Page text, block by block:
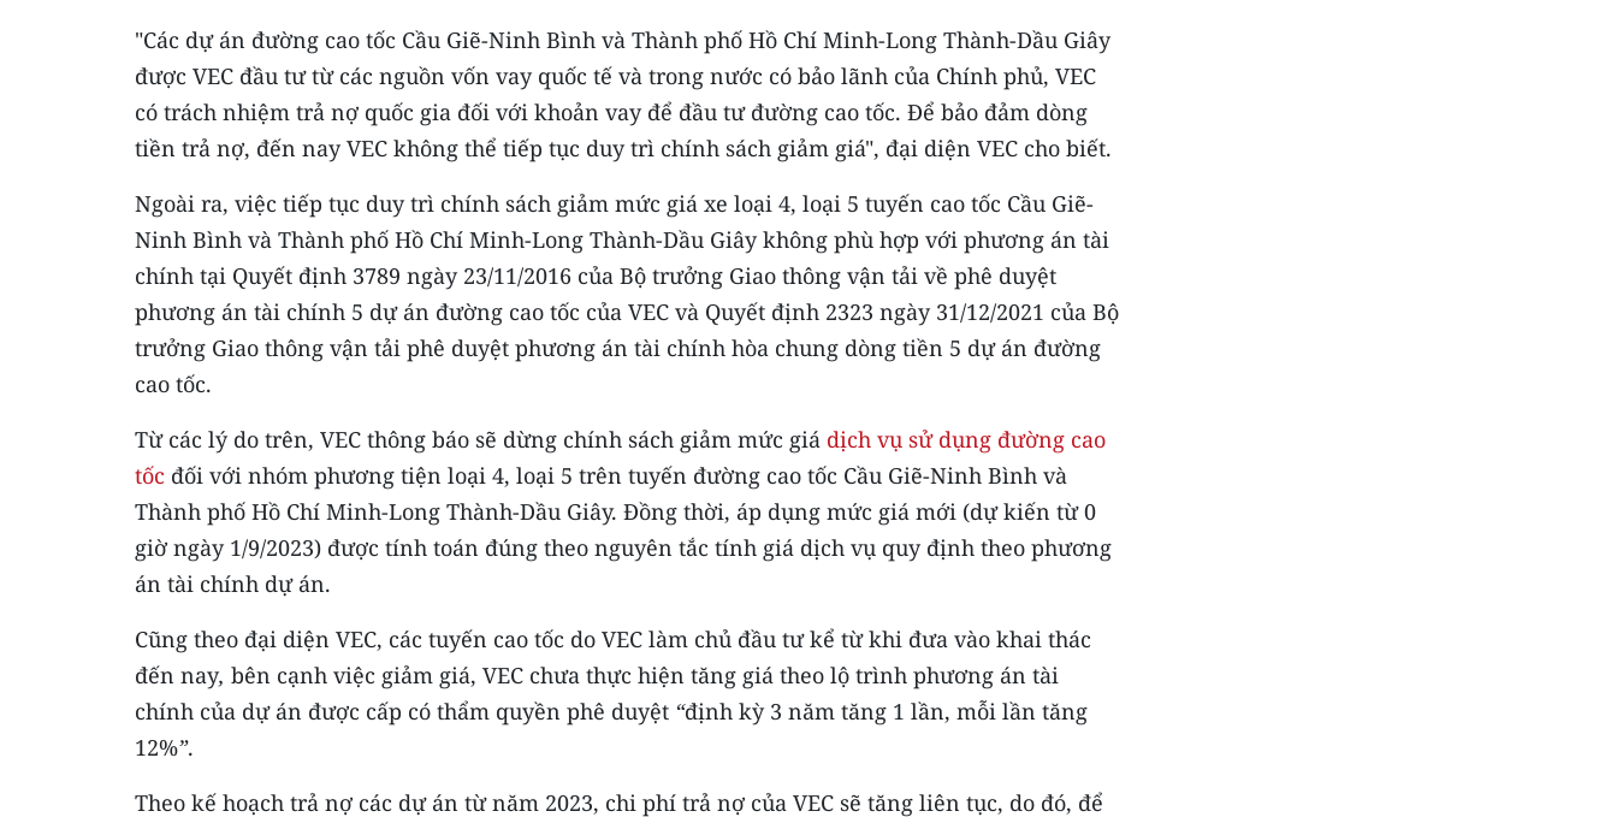
"Các dự án đường cao tốc Cầu Giẽ-Ninh Bình và Thành phố Hồ Chí Minh-Long Thành-Dầu Giây
được VEC đầu tư từ các nguồn vốn vay quốc tế và trong nước có bảo lãnh của Chính phủ, VEC
có trách nhiệm trả nợ quốc gia đối với khoản vay để đầu tư đường cao tốc. Để bảo đảm dòng
tiền trả nợ, đến nay VEC không thể tiếp tục duy trì chính sách giảm giá", đại diện VEC cho biết.
Ngoài ra, việc tiếp tục duy trì chính sách giảm mức giá xe loại 4, loại 5 tuyến cao tốc Cầu Giẽ-
Ninh Bình và Thành phố Hồ Chí Minh-Long Thành-Dầu Giây không phù hợp với phương án tài
chính tại Quyết định 3789 ngày 23/11/2016 của Bộ trưởng Giao thông vận tải về phê duyệt
phương án tài chính 5 dự án đường cao tốc của VEC và Quyết định 2323 ngày 31/12/2021 của Bộ
trưởng Giao thông vận tải phê duyệt phương án tài chính hòa chung dòng tiền 5 dự án đường
cao tốc.
Từ các lý do trên, VEC thông báo sẽ dừng chính sách giảm mức giá dịch vụ sử dụng đường cao
tốc đối với nhóm phương tiện loại 4, loại 5 trên tuyến đường cao tốc Cầu Giẽ-Ninh Bình và
Thành phố Hồ Chí Minh-Long Thành-Dầu Giây. Đồng thời, áp dụng mức giá mới (dự kiến từ 0
giờ ngày 1/9/2023) được tính toán đúng theo nguyên tắc tính giá dịch vụ quy định theo phương
án tài chính dự án.
Cũng theo đại diện VEC, các tuyến cao tốc do VEC làm chủ đầu tư kể từ khi đưa vào khai thác
đến nay, bên cạnh việc giảm giá, VEC chưa thực hiện tăng giá theo lộ trình phương án tài
chính của dự án được cấp có thẩm quyền phê duyệt “định kỳ 3 năm tăng 1 lần, mỗi lần tăng
12%”.
Theo kế hoạch trả nợ các dự án từ năm 2023, chi phí trả nợ của VEC sẽ tăng liên tục, do đó, để